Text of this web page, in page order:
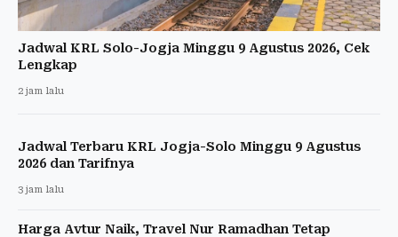
Jadwal KRL Solo-Jogja Minggu 9 Agustus 2026, Cek
Lengkap
2 jam lalu
Jadwal Terbaru KRL Jogja-Solo Minggu 9 Agustus
2026 dan Tarifnya
3 jam lalu
Harga Avtur Naik, Travel Nur Ramadhan Tetap